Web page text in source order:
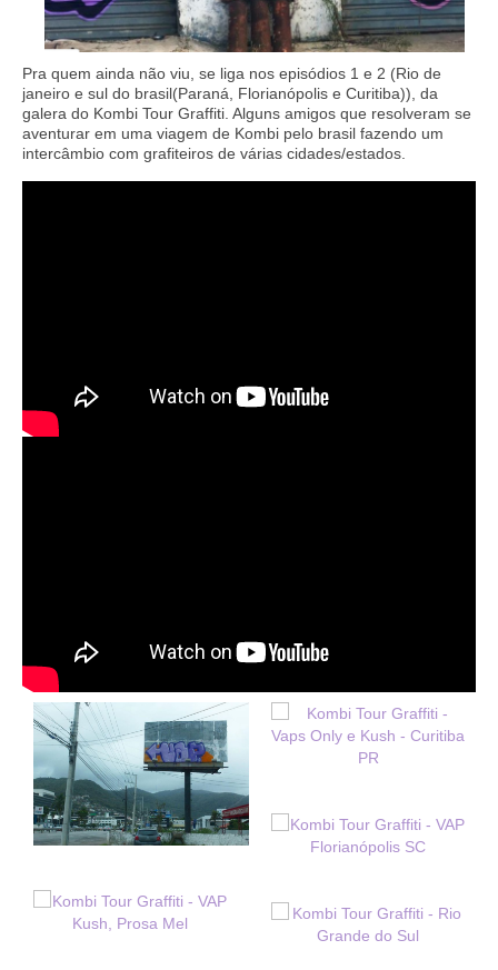
Pra quem ainda não viu, se liga nos episódios 1 e 2 (Rio de
janeiro e sul do brasil(Paraná, Florianópolis e Curitiba)), da
galera do Kombi Tour Graffiti. Alguns amigos que resolveram se
aventurar em uma viagem de Kombi pelo brasil fazendo um
intercâmbio com grafiteiros de várias cidades/estados.